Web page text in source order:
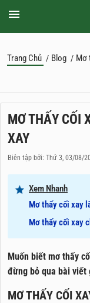
Trang Chủ / Blog / Mơ
MƠ THẤY CỐI
XAY
Biên tập bởi: Thứ 3, 03/08/
Xem Nhanh
Mơ thấy cối xay
Mơ thấy cối xay
Muốn biết mơ thấy
đừng bỏ qua bài viết
MƠ THẤY CỐI